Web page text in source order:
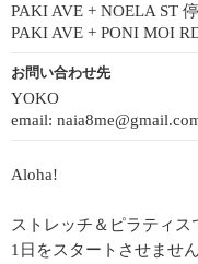
PAKI AVE + NOELA ST
PAKI AVE + PONI MOI
お問い合わせ先
YOKO
email:
Aloha!
ストレッチ＆ピラティス
1日をスタートさせませ